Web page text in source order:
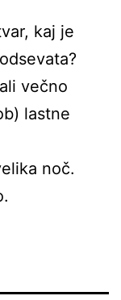
kaj je
večno
lastne
noč.